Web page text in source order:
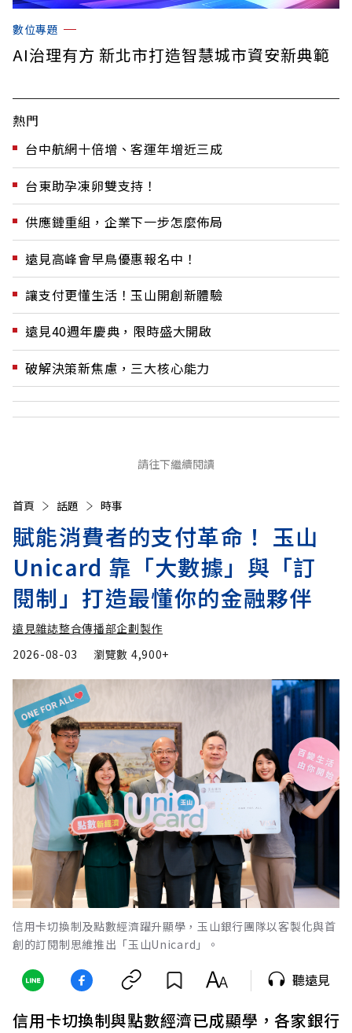
數位專題
AI治理有方 新北市打造智慧城市資安新典範
熱門
台中航網十倍增、客運年增近三成
台東助孕凍卵雙支持！
供應鏈重組，企業下一步怎麼佈局
遠見高峰會早鳥優惠報名中！
讓支付更懂生活！玉山開創新體驗
遠見40週年慶典，限時盛大開啟
破解決策新焦慮，三大核心能力
請往下繼續閱讀
首頁 話題 時事
賦能消費者的支付革命！ 玉山
Unicard 靠「大數據」與「訂
閱制」打造最懂你的金融夥伴
遠見雜誌整合傳播部企劃製作
2026-08-03
瀏覽數 4,900+
信用卡切換制及點數經濟躍升顯學，玉山銀行團隊以客製化與首
創的訂閱制思維推出「玉山Unicard」。
聽遠見
信用卡切換制與點數經濟已成顯學，各家銀行